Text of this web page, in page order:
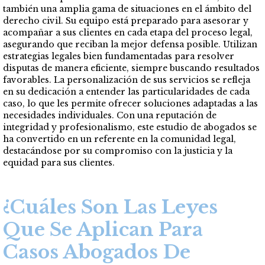
también una amplia gama de situaciones en el ámbito del
derecho civil. Su equipo está preparado para asesorar y
acompañar a sus clientes en cada etapa del proceso legal,
asegurando que reciban la mejor defensa posible. Utilizan
estrategias legales bien fundamentadas para resolver
disputas de manera eficiente, siempre buscando resultados
favorables. La personalización de sus servicios se refleja
en su dedicación a entender las particularidades de cada
caso, lo que les permite ofrecer soluciones adaptadas a las
necesidades individuales. Con una reputación de
integridad y profesionalismo, este estudio de abogados se
ha convertido en un referente en la comunidad legal,
destacándose por su compromiso con la justicia y la
equidad para sus clientes.
¿Cuáles Son Las Leyes
Que Se Aplican Para
Casos Abogados De